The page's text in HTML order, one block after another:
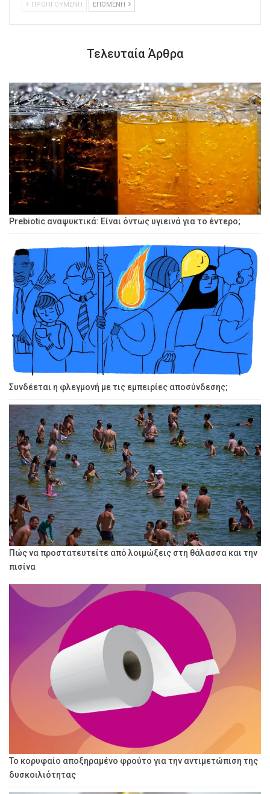
ΠΡΟΗΓΟΥΜΕΝΗ ΕΠΟΜΕΝΗ
Τελευταία Άρθρα
Prebiotic αναψυκτικά: Είναι όντως υγιεινά για το έντερο;
Συνδέεται η φλεγμονή με τις εμπειρίες αποσύνδεσης;
Πώς να προστατευτείτε από λοιμώξεις στη θάλασσα και την
πισίνα
Το κορυφαίο αποξηραμένο φρούτο για την αντιμετώπιση της
δυσκοιλιότητας